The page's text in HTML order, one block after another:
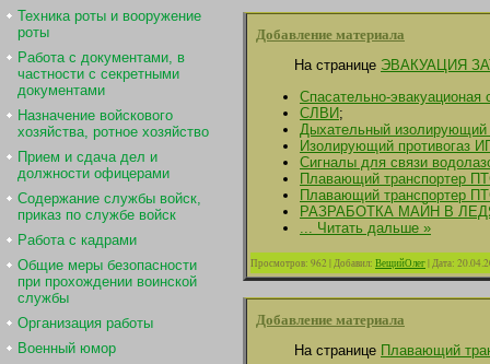
Техника роты и вооружение
роты
Работа с документами, в
частности с секретными
документами
Назначение войскового
хозяйства, ротное хозяйство
Прием и сдача дел и
должности офицерами
Содержание службы войск,
приказ по службе войск
Работа с кадрами
Общие меры безопасности
при прохождении воинской
службы
Организация работы
Военный юмор
Добавление материала
На странице ЭВАКУАЦИЯ
Спасательно-эвакуационая
СЛВИ;
Дыхательный изолирующий
Изолирующий противогаз
Сигналы для связи
Плавающий транспортер
Плавающий транспортер
РАЗРАБОТКА МАЙН В
Читать дальше »
Просмотров: 962 |Добавил: ВещийОлег|Дата:
Добавление материала
На странице Плавающий